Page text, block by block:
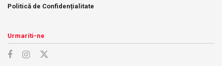
Politică de Confidențialitate
Urmariti-ne